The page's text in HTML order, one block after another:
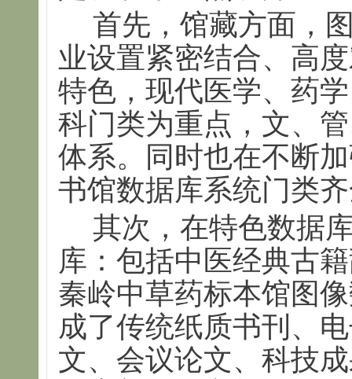
首先，馆藏方面，
业设置紧密结合、高
特色，现代医学、药
科门类为重点，文、
体系。同时也在不断
书馆数据库系统门类
其次，在特色数据
库：包括中医经典古
秦岭中草药标本馆图
成了传统纸质书刊、
文、会议论文、科技